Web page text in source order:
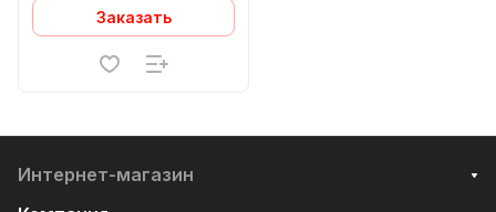
Заказать
Интернет-магазин